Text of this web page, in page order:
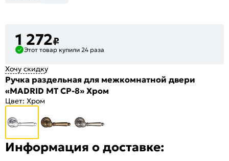
1 272₽
Этот товар купили 24 раза
Хочу скидку
Ручка раздельная для межкомнатной двери
«MADRID MT CP-8» Хром
Цвет: Хром
Информация о доставке: